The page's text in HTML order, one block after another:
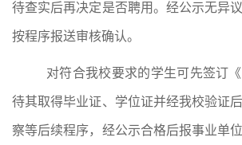
待查实后再决定是否聘用。经公示无异
按程序报送审核确认。
对符合我校要求的学生可先签订《
待其取得毕业证、学位证并经我校验证
察等后续程序，经公示合格后报事业单